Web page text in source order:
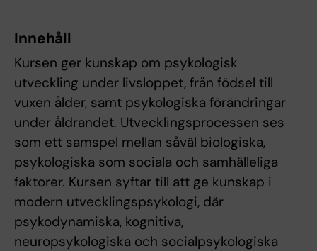
Innehåll
Kursen ger kunskap om psykologisk
utveckling under livsloppet, från födsel till
vuxen ålder, samt psykologiska förändringar
under åldrandet. Utvecklingsprocessen ses
som ett samspel mellan såväl biologiska,
psykologiska som sociala och samhälleliga
faktorer. Kursen syftar till att ge kunskap i
modern utvecklingspsykologi, där
psykodynamiska, kognitiva,
neuropsykologiska och socialpsykologiska